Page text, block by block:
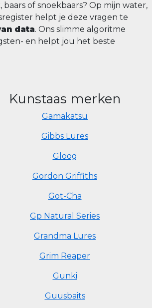
of snoekbaars? Op mijn water,
helpt je deze vragen te
data. Ons slimme algoritme
en helpt jou het beste
Kunstaas merken
Gamakatsu
Gibbs Lures
Gloog
Gordon Griffiths
Got-Cha
Gp Natural Series
Grandma Lures
Grim Reaper
Gunki
Guusbaits